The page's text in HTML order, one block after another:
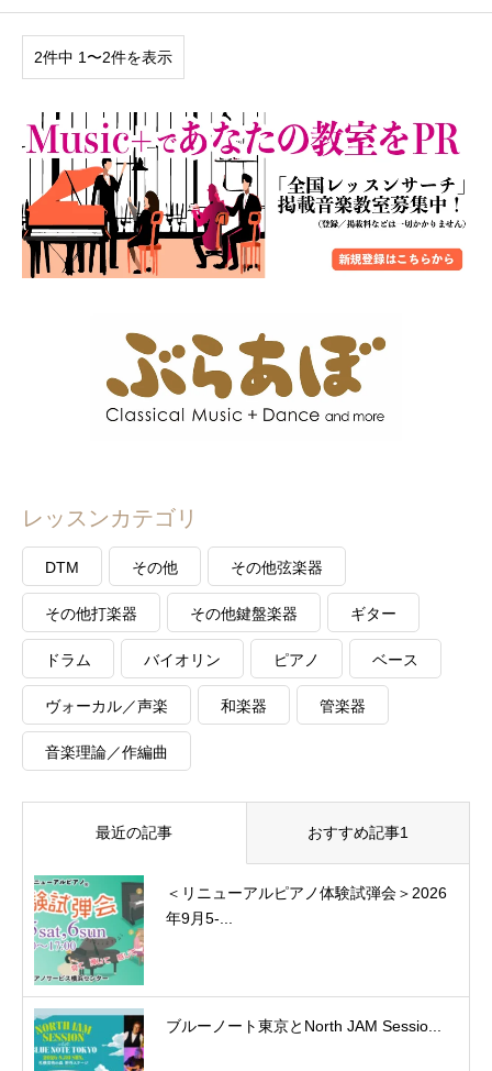
2件中 1〜2件を表示
レッスンカテゴリ
DTM その他 その他弦楽器
その他打楽器 その他鍵盤楽器 ギター
ドラム バイオリン ピアノ ベース
ヴォーカル／声楽 和楽器 管楽器
音楽理論／作編曲
最近の記事 おすすめ記事1
＜リニューアルピアノ体験試弾会＞2026
年9月5-...
ブルーノート東京とNorth JAM Sessio...